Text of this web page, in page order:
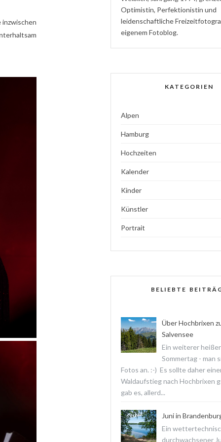
inzwischen
Optimistin, Perfektionistin und
leidenschaftliche
eigenem Fotoblog.
KATEGORIEN
Alpen
Hamburg
Hochzeiten
Kalender
Kinder
Künstler
Portrait
BELIEBTE
Über Hochbrixen
Salvensee
Ein weiterer heißer
Sommertag - man
Fotos an. :-) Es sollte daher
Waldaufstieg nach Hochbrixen
gab es, allerd...
Juni in
Ein
durchwachsener